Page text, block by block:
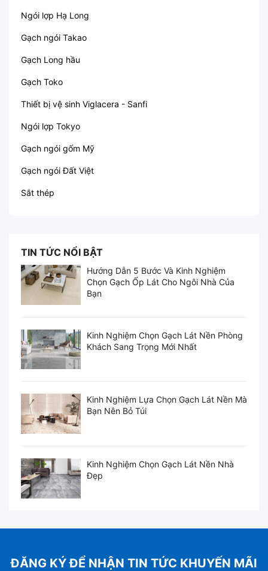
Ngói lợp Hạ Long
Gạch ngói Takao
Gạch Long hầu
Gạch Toko
Thiết bị vệ sinh Viglacera - Sanfi
Ngói lợp Tokyo
Gạch ngói gốm Mỹ
Gạch ngói Đất Việt
Sắt thép
TIN TỨC NỔI BẬT
Hướng Dẫn 5 Bước Và Kinh Nghiệm
Chọn Gạch Ốp Lát Cho Ngôi Nhà Của
Bạn
Kinh Nghiệm Chọn Gạch Lát Nền Phòng
Khách Sang Trọng Mới Nhất
Kinh Nghiệm Lựa Chọn Gạch Lát Nền Mà
Bạn Nên Bỏ Túi
Kinh Nghiệm Chọn Gạch Lát Nền Nhà
Đẹp
ĐĂNG KÝ ĐỂ NHẬN TIN TỨC KHUYẾN MÃI